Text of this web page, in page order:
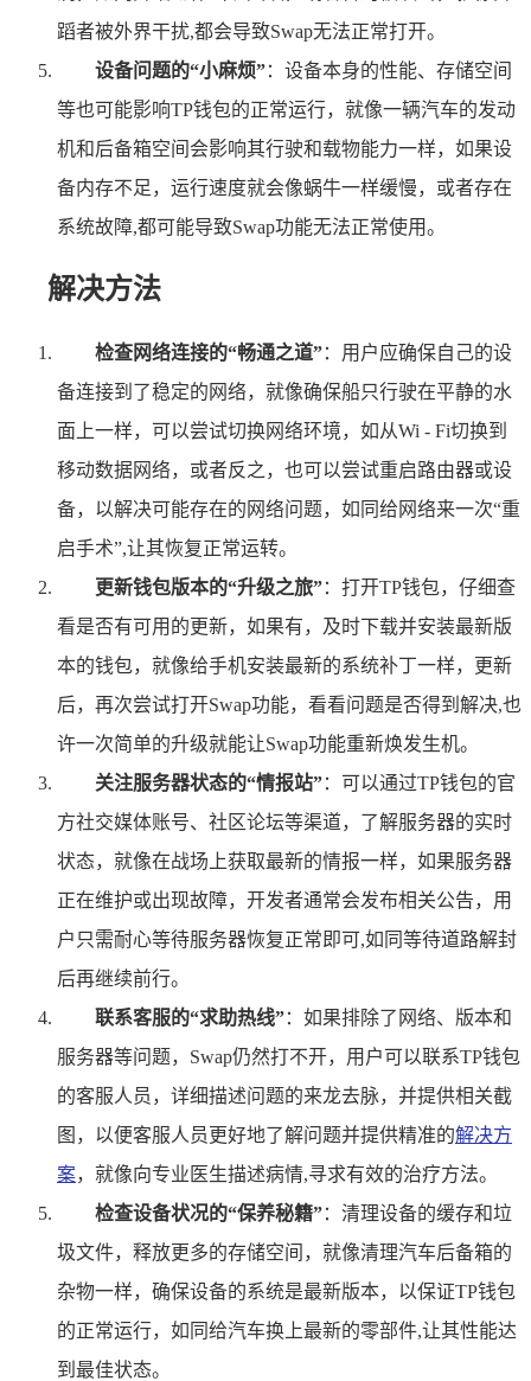
蹈者被外界干扰,都会导致Swap无法正常打开。
设备问题的“小麻烦”：设备本身的性能、存储空间
等也可能影响TP钱包的正常运行，就像一辆汽车的发动
机和后备箱空间会影响其行驶和载物能力一样，如果设
备内存不足，运行速度就会像蜗牛一样缓慢，或者存在
系统故障,都可能导致Swap功能无法正常使用。
解决方法
检查网络连接的“畅通之道”：用户应确保自己的设
备连接到了稳定的网络，就像确保船只行驶在平静的水
面上一样，可以尝试切换网络环境，如从Wi - Fi切换到
移动数据网络，或者反之，也可以尝试重启路由器或设
备，以解决可能存在的网络问题，如同给网络来一次“重
启手术”,让其恢复正常运转。
更新钱包版本的“升级之旅”：打开TP钱包，仔细查
看是否有可用的更新，如果有，及时下载并安装最新版
本的钱包，就像给手机安装最新的系统补丁一样，更新
后，再次尝试打开Swap功能，看看问题是否得到解决,也
许一次简单的升级就能让Swap功能重新焕发生机。
关注服务器状态的“情报站”：可以通过TP钱包的官
方社交媒体账号、社区论坛等渠道，了解服务器的实时
状态，就像在战场上获取最新的情报一样，如果服务器
正在维护或出现故障，开发者通常会发布相关公告，用
户只需耐心等待服务器恢复正常即可,如同等待道路解封
后再继续前行。
联系客服的“求助热线”：如果排除了网络、版本和
服务器等问题，Swap仍然打不开，用户可以联系TP钱包
的客服人员，详细描述问题的来龙去脉，并提供相关截
图，以便客服人员更好地了解问题并提供精准的解决方
案，就像向专业医生描述病情,寻求有效的治疗方法。
检查设备状况的“保养秘籍”：清理设备的缓存和垃
圾文件，释放更多的存储空间，就像清理汽车后备箱的
杂物一样，确保设备的系统是最新版本，以保证TP钱包
的正常运行，如同给汽车换上最新的零部件,让其性能达
到最佳状态。